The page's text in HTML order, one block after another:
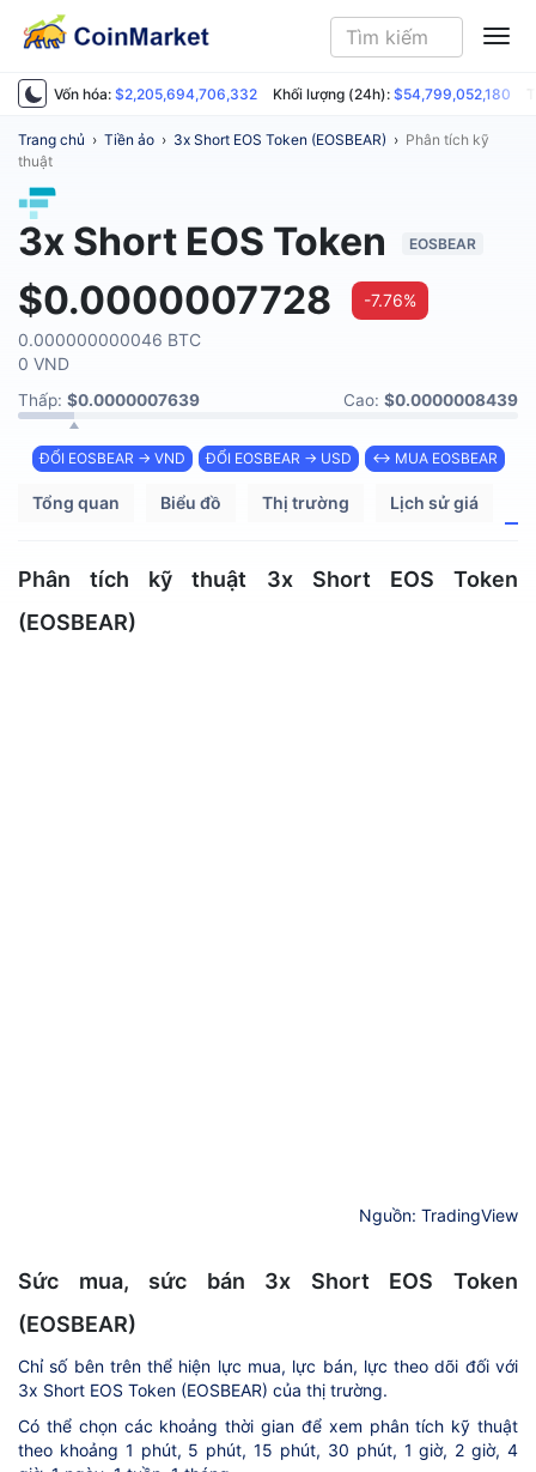
Vốn hóa: $2,205,694,706,332 Khối lượng (24h): $54,799,052,180
Trang chủ › Tiền ảo › 3x Short EOS Token (EOSBEAR) › Phân tích kỹ
thuật
3x Short EOS Token EOSBEAR
$0.0000007728
-7.76%
0.000000000046 BTC
0 VND
Thấp: $0.0000007639 Cao: $0.0000008439
ĐỔI EOSBEAR → VND ĐỔI EOSBEAR → USD ↔ MUA EOSBEAR
Tổng quan Biểu đồ Thị trường Lịch sử giá
Phân tích kỹ thuật 3x Short EOS Token
(EOSBEAR)
Nguồn: TradingView
Sức mua, sức bán 3x Short EOS Token
(EOSBEAR)
Chỉ số bên trên thể hiện lực mua, lực bán, lực theo dõi đối với
3x Short EOS Token (EOSBEAR) của thị trường.
Có thể chọn các khoảng thời gian để xem phân tích kỹ thuật
theo khoảng 1 phút, 5 phút, 15 phút, 30 phút, 1 giờ, 2 giờ, 4